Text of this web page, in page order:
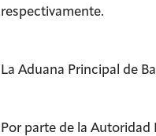
respectivamente.
La Aduana Principal de
Por parte de la Autoridad